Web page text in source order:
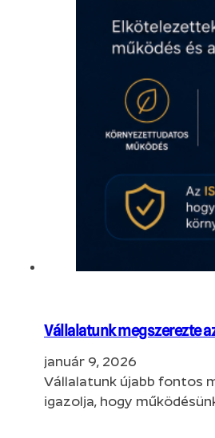
Vállalatunk megszerezte
január 9, 2026
Vállalatunk újabb fontos
igazolja, hogy